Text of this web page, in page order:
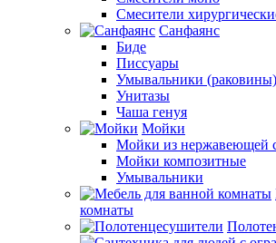
Смесители
Санфаянс
Биде
Писсуары
Умывальники (раковины)
Унитазы
Чаша генуя
Мойки
Мойки из нержавеющей
Мойки композитные
Умывальники
комнаты